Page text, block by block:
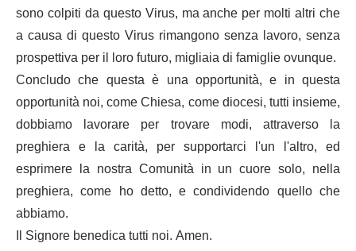
sono colpiti da questo Virus, ma anche per molti altri che
a causa di questo Virus rimangono senza lavoro, senza
prospettiva per il loro futuro, migliaia di famiglie ovunque.
Concludo che questa è una opportunità, e in questa
opportunità noi, come Chiesa, come diocesi, tutti insieme,
dobbiamo lavorare per trovare modi, attraverso la
preghiera e la carità, per supportarci l'un l'altro, ed
esprimere la nostra Comunità in un cuore solo, nella
preghiera, come ho detto, e condividendo quello che
abbiamo.
Il Signore benedica tutti noi. Amen.